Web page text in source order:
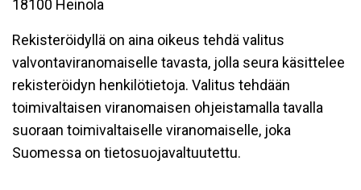
18100 Heinola
Rekisteröidyllä on aina oikeus tehdä valitus
valvontaviranomaiselle tavasta, jolla seura käsittelee
rekisteröidyn henkilötietoja. Valitus tehdään
toimivaltaisen viranomaisen ohjeistamalla tavalla
suoraan toimivaltaiselle viranomaiselle, joka
Suomessa on tietosuojavaltuutettu.